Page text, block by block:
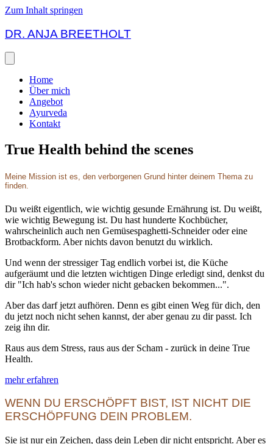
Zum Inhalt springen
DR. ANJA BREETHOLT
Home
Über mich
Angebot
Ayurveda
Kontakt
True Health behind the scenes
Meine Mission ist es, den verborgenen Grund hinter deinem Thema zu
finden.
Du weißt eigentlich, wie wichtig gesunde Ernährung ist. Du weißt,
wie wichtig Bewegung ist. Du hast hunderte Kochbücher,
wahrscheinlich auch nen Gemüsespaghetti-Schneider oder eine
Brotbackform. Aber nichts davon benutzt du wirklich.
Und wenn der stressiger Tag endlich vorbei ist, die Küche
aufgeräumt und die letzten wichtigen Dinge erledigt sind, denkst du
dir "Ich hab's schon wieder nicht gebacken bekommen...".
Aber das darf jetzt aufhören. Denn es gibt einen Weg für dich, den
du jetzt noch nicht sehen kannst, der aber genau zu dir passt. Ich
zeig ihn dir.
Raus aus dem Stress, raus aus der Scham - zurück in deine True
Health.
mehr erfahren
WENN DU ERSCHÖPFT BIST, IST NICHT DIE
ERSCHÖPFUNG DEIN PROBLEM.
Sie ist nur ein Zeichen, dass dein Leben dir nicht entspricht. Aber es